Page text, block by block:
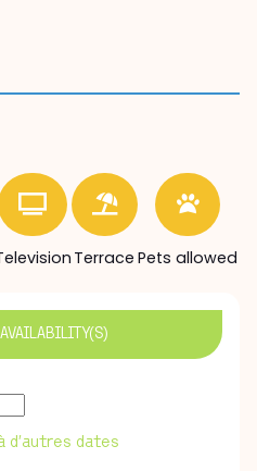
Terrace Pets allowed
AVAILABILITY(S)
d’autres dates